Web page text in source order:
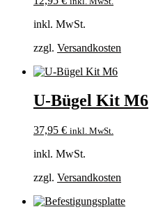
inkl. MwSt.
zzgl. Versandkosten
U-Bügel Kit M6
37,95 € inkl. MwSt.
inkl. MwSt.
zzgl. Versandkosten